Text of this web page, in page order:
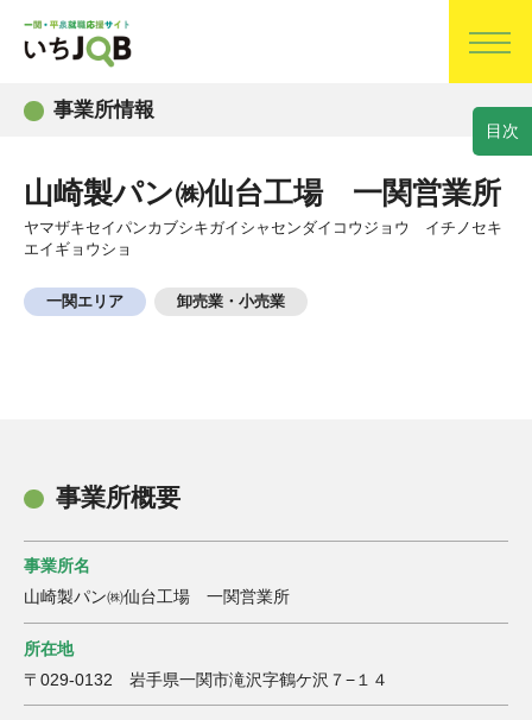
事業所情報
目 次
山崎製パン㈱仙台工場 一関営業所
ヤマザキセイパンカブシキガイシャセンダイコウジョウ イチノセキ
エイギョウショ
一関エリア 卸売業・小売業
事業所概要
事業所名
山崎製パン㈱仙台工場 一関営業所
所在地
〒029-0132 岩手県一関市滝沢字鶴ケ沢７−１４